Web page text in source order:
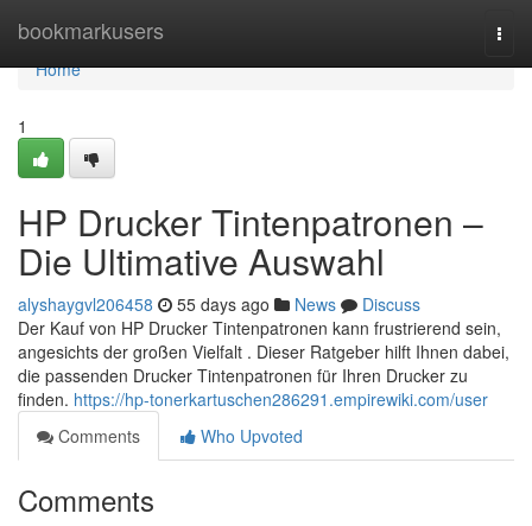
bookmarkusers
Home
Home
1
HP Drucker Tintenpatronen –
Die Ultimative Auswahl
alyshaygvl206458 55 days ago News
Discuss
Der Kauf von HP Drucker Tintenpatronen kann frustrierend sein,
angesichts der großen Vielfalt . Dieser Ratgeber hilft Ihnen dabei,
die passenden Drucker Tintenpatronen für Ihren Drucker zu
finden. https://hp-tonerkartuschen286291.empirewiki.com/user
Comments
Who Upvoted
Comments